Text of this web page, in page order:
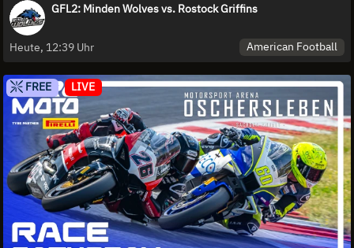
GFL2: Minden Wolves vs. Rostock Griffins
Heute, 12:39 Uhr American Football
FREE LIVE